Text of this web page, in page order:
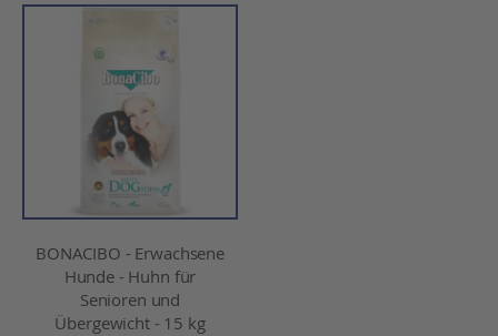
BONACIBO - Erwachsene
Hunde - Huhn für
Senioren und
Übergewicht - 15 kg